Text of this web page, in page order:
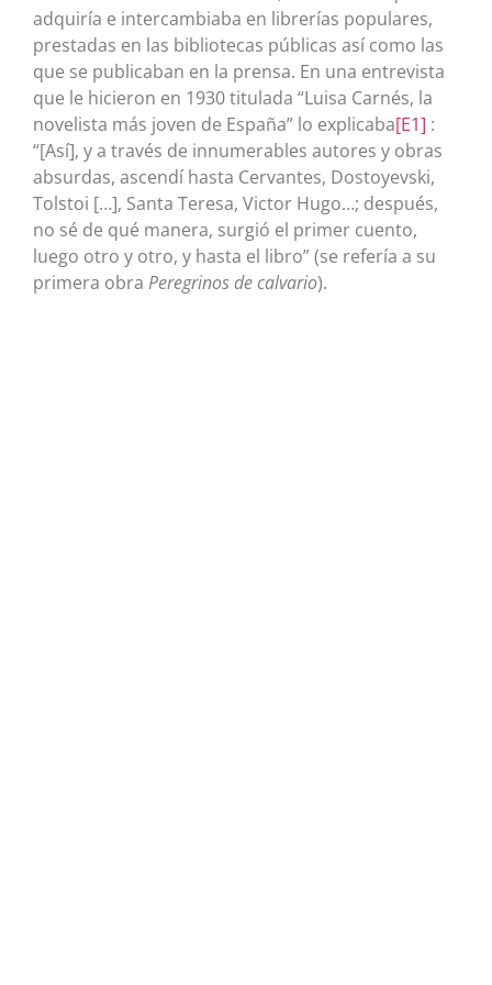
adquiría e intercambiaba en librerías populares,
prestadas en las bibliotecas públicas así como las
que se publicaban en la prensa. En una entrevista
que le hicieron en 1930 titulada “Luisa Carnés, la
novelista más joven de España” lo explicaba[E1] :
“[Así], y a través de innumerables autores y obras
absurdas, ascendí hasta Cervantes, Dostoyevski,
Tolstoi […], Santa Teresa, Victor Hugo…; después,
no sé de qué manera, surgió el primer cuento,
luego otro y otro, y hasta el libro” (se refería a su
primera obra Peregrinos de calvario).